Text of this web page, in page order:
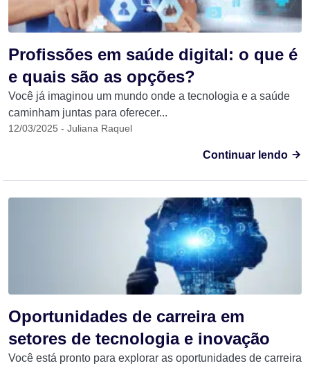
Profissões em saúde digital: o que é
e quais são as opções?
Você já imaginou um mundo onde a tecnologia e a saúde
caminham juntas para oferecer...
12/03/2025 - Juliana Raquel
Continuar lendo
Oportunidades de carreira em
setores de tecnologia e inovação
Você está pronto para explorar as oportunidades de carreira